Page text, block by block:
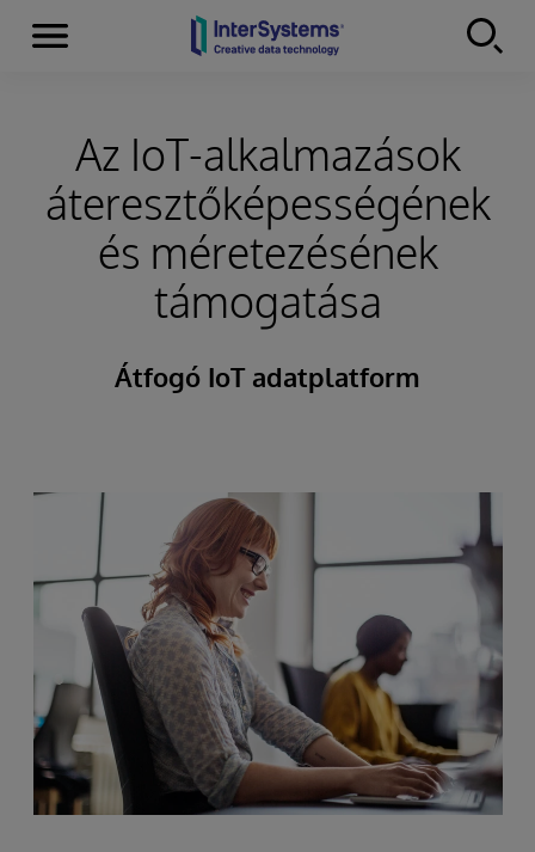
Skip to content
Menu
Az IoT-alkalmazások
áteresztőképességének
és méretezésének
támogatása
Átfogó IoT adatplatform